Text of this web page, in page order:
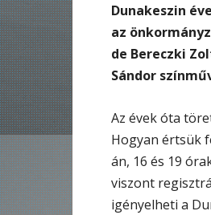
Dunakeszin
az
de Bereczki
Sándor
Az évek óta
Hogyan értsük
án, 16 és 19
viszont
igényelheti a